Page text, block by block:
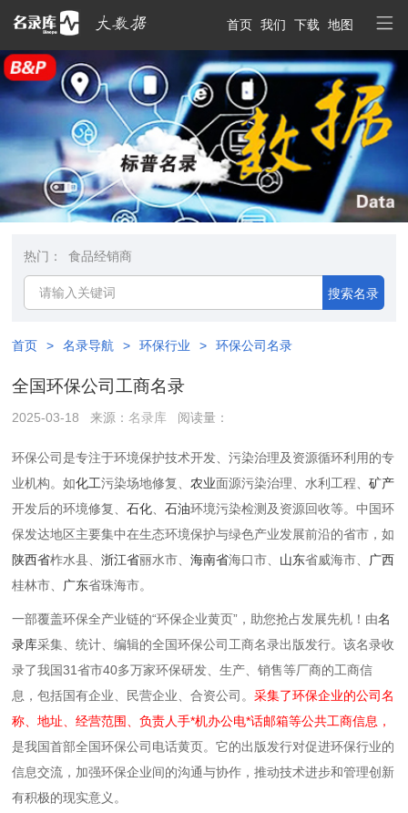
首页 我们 下载 地图
热门： 食品经销商
搜索名录
首页 > 名录导航 > 环保行业 > 环保公司名录
全国环保公司工商名录
2025-03-18 来源：名录库 阅读量：
环保公司是专注于环境保护技术开发、污染治理及资源循环利用的专
业机构。如化工污染场地修复、 农业面源污染治理、水利工程、矿产
开发后的环境修复、石化 、石油环境污染检测及资源回收等。‌‌中国环
保发达地区主要集中在生态环境保护与绿色产业发展前沿的省市，如
陕西省柞水县、浙江省丽水市、海南省海口市、 山东省威海市、 广西
桂林市、 广东省珠海市。
一部覆盖环保全产业链的“环保企业黄页”，助您抢占发展先机！由名
录库采集、统计、编辑的全国环保公司工商名录出版发行。该名录收
录了我国31省市40多万家环保研发、生产、销售等厂商的工商信
息，包括国有企业、民营企业、合资公司。采集了环保企业的公司名
称、地址、经营范围、负责人手*机办公电*话邮箱等公共工商信息，
是我国首部全国环保公司电话黄页。它的出版发行对促进环保行业的
信息交流，加强环保企业间的沟通与协作，推动技术进步和管理创新
有积极的现实意义。